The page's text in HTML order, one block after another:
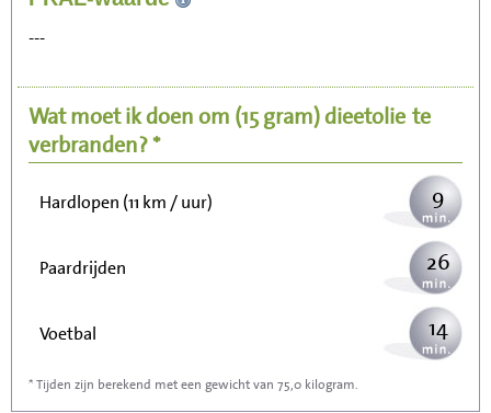
---
Wat moet ik doen om (15 gram)dieetolie te
verbranden? *
Zitten, tv kijken
Wandelen (5 km/uur) 24
Hardlopen (11 km / uur) 9
Paardrijden 26
Voetbal 14
Stofzuigen
* Tijden zijn berekend met een gewicht van 75,0 kilogram.